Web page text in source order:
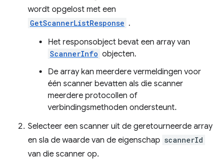
wordt opgelost met een
GetScannerListResponse .
Het responsobject bevat een array van
ScannerInfo objecten.
De array kan meerdere vermeldingen voor
één scanner bevatten als die scanner
meerdere protocollen of
verbindingsmethoden ondersteunt.
Selecteer een scanner uit de geretourneerde array
en sla de waarde van de eigenschap scannerId
van die scanner op.